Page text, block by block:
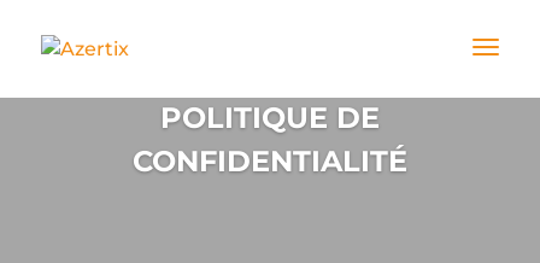
POLITIQUE DE
CONFIDENTIALITÉ